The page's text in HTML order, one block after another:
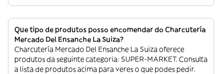
Que tipo de produtos posso encomendar do Charcutería
Mercado Del Ensanche La Suiza?
Charcutería Mercado Del Ensanche La Suiza oferece
produtos da seguinte categoria: SUPER-MARKET. Consulta
a lista de produtos acima para veres o que podes pedir.